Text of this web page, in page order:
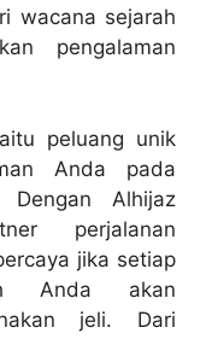
wacana sejarah
pengalaman
peluang unik
Anda pada
Alhijaz
perjalanan
jika setiap
Anda akan
jeli. Dari